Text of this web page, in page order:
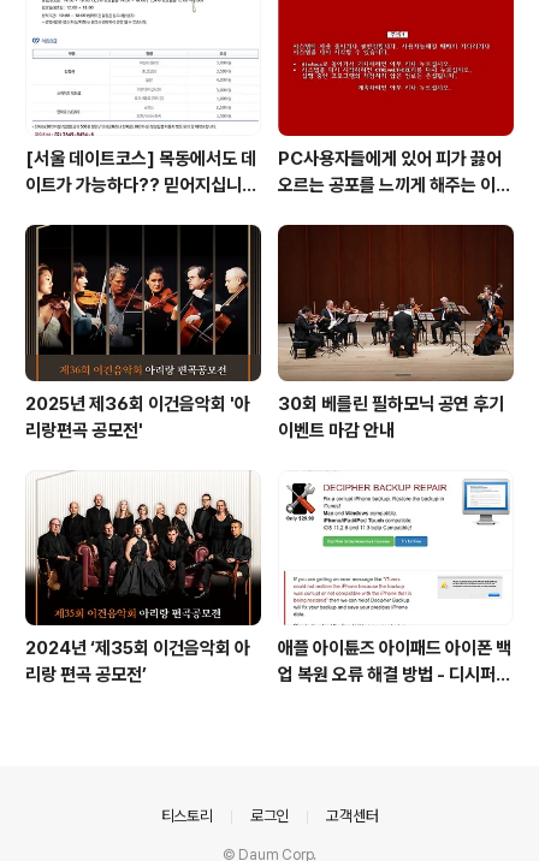
[서울 데이트코스] 목동에서도 데
이트가 가능하다?? 믿어지십니
PC사용자들에게 있어 피가 끓어
오르는 공포를 느끼게 해주는 이
드 스크린이 있다는 사실!! 알고 계
2025년 제36회 이건음악회 '아
리랑편곡 공모전'
30회 베를린 필하모닉 공연 후기
이벤트 마감 안내
2024년 ‘제35회 이건음악회 아
리랑 편곡 공모전’
애플 아이튠즈 아이패드 아이폰 백
업 복원 오류 해결 방법 - 디시퍼
티스토리 로그인 고객센터
© Daum Corp.